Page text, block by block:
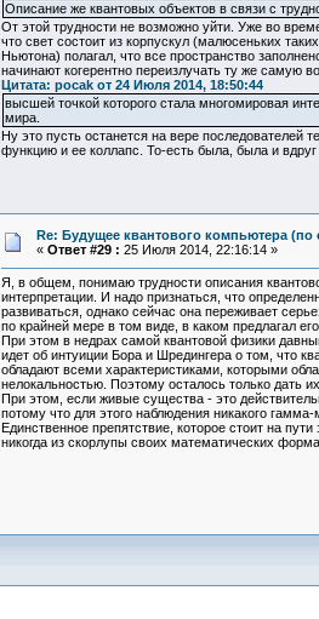
Описание же квантовых объектов в связи с
От этой трудности не возможно уйти. Уже во
что свет состоит из корпускул (малюсеньких
Ньютона) полагал, что все пространство
начинают когерентно переизлучать ту же самую
Цитата: pocak от 24 Июля 2014, 18:50:44
высшей точкой которого стала многомировая
мира.
Ну это пусть останется на вере последователей
функцию и ее коллапс. То-есть была, была и
Re: Будущее квантового компьютера (по
« Ответ #29 : 25 Июля 2014, 22:16:14 »
Я, в общем, понимаю трудности описания
интерпретации. И надо признаться, что
развиваться, однако сейчас она переживает
по крайней мере в том виде, в каком предлагал
При этом в недрах самой квантовой физики
идет об интуиции Бора и Шредингера о том, что
обладают всеми характеристиками, которыми
нелокальностью. Поэтому осталось только дать
При этом, если живые существа - это
потому что для этого наблюдения никакого
Единственное препятствие, которое стоит на
никогда из скорлупы своих математических